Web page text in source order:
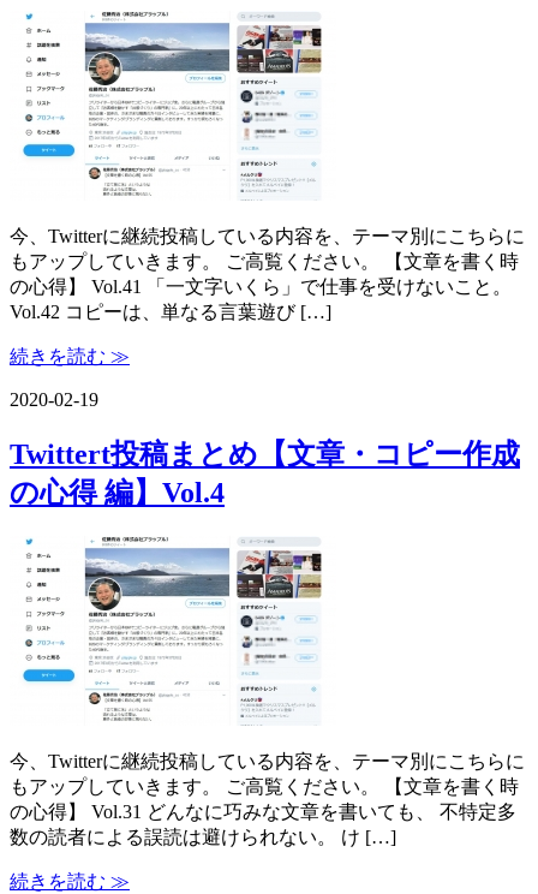
今、Twitterに継続投稿している内容を、テーマ別にこちらに
もアップしていきます。 ご高覧ください。 【文章を書く時
の心得】 Vol.41 「一文字いくら」で仕事を受けないこと。
Vol.42 コピーは、単なる言葉遊び […]
続きを読む ≫
2020-02-19
Twittert投稿まとめ【文章・コピー作成
の心得 編】Vol.4
今、Twitterに継続投稿している内容を、テーマ別にこちらに
もアップしていきます。 ご高覧ください。 【文章を書く時
の心得】 Vol.31 どんなに巧みな文章を書いても、 不特定多
数の読者による誤読は避けられない。 け […]
続きを読む ≫